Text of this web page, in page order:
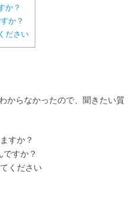
か？
か？
ださい
からなかったので、聞きたい質
すか？
ですか？
ください